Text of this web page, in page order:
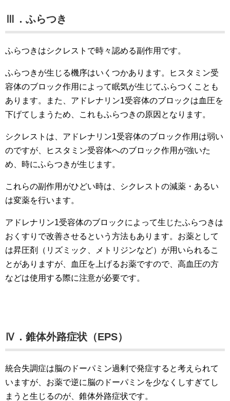
Ⅲ．ふらつき
ふらつきはシクレストで時々認める副作用です。
ふらつきが生じる機序はいくつかあります。ヒスタミン受
容体のブロック作用によって眠気が生じてふらつくことも
あります。また、アドレナリン1受容体のブロックは血圧を
下げてしまうため、これもふらつきの原因となります。
シクレストは、アドレナリン1受容体のブロック作用は弱い
のですが、ヒスタミン受容体へのブロック作用が強いた
め、時にふらつきが生じます。
これらの副作用がひどい時は、シクレストの減薬・あるい
は変薬を行います。
アドレナリン1受容体のブロックによって生じたふらつきは
おくすりで改善させるという方法もあります。お薬として
は昇圧剤（リズミック、メトリジンなど）が用いられるこ
とがありますが、血圧を上げるお薬ですので、高血圧の方
などは使用する際に注意が必要です。
Ⅳ．錐体外路症状（EPS）
統合失調症は脳のドーパミン過剰で発症すると考えられて
いますが、お薬で逆に脳のドーパミンを少なくしすぎてし
まうと生じるのが、錐体外路症状です。